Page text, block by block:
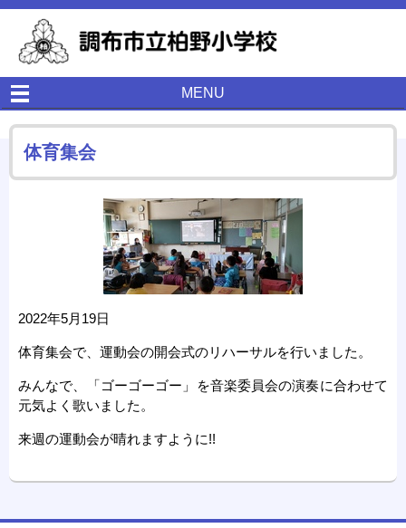
MENU
体育集会
2022年5月19日
体育集会で、運動会の開会式のリハーサルを行いました。
みんなで、「ゴーゴーゴー」を音楽委員会の演奏に合わせて
元気よく歌いました。
来週の運動会が晴れますように!!